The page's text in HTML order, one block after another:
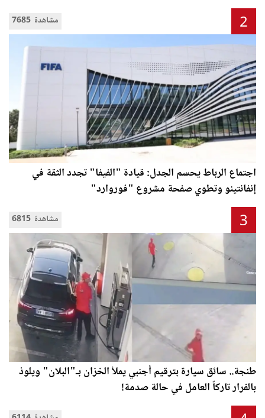
7685 مشاهدة 2
اجتماع الرباط يحسم الجدل: قيادة "الفيفا" تجدد الثقة في
إنفانتينو وتطوي صفحة مشروع "فوروارد"
6815 مشاهدة 3
طنجة.. سائق سيارة بترقيم أجنبي يملأ الخزان بـ"البلان" ويلوذ
بالفرار تاركاً العامل في حالة صدمة!